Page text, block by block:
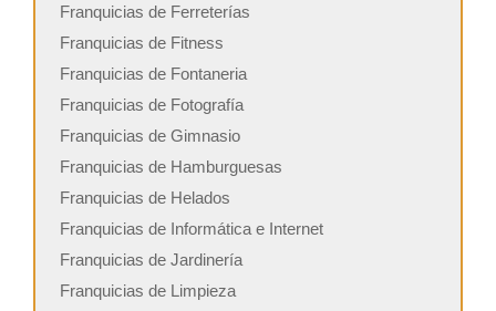
Franquicias de Ferreterías
Franquicias de Fitness
Franquicias de Fontaneria
Franquicias de Fotografía
Franquicias de Gimnasio
Franquicias de Hamburguesas
Franquicias de Helados
Franquicias de Informática e Internet
Franquicias de Jardinería
Franquicias de Limpieza